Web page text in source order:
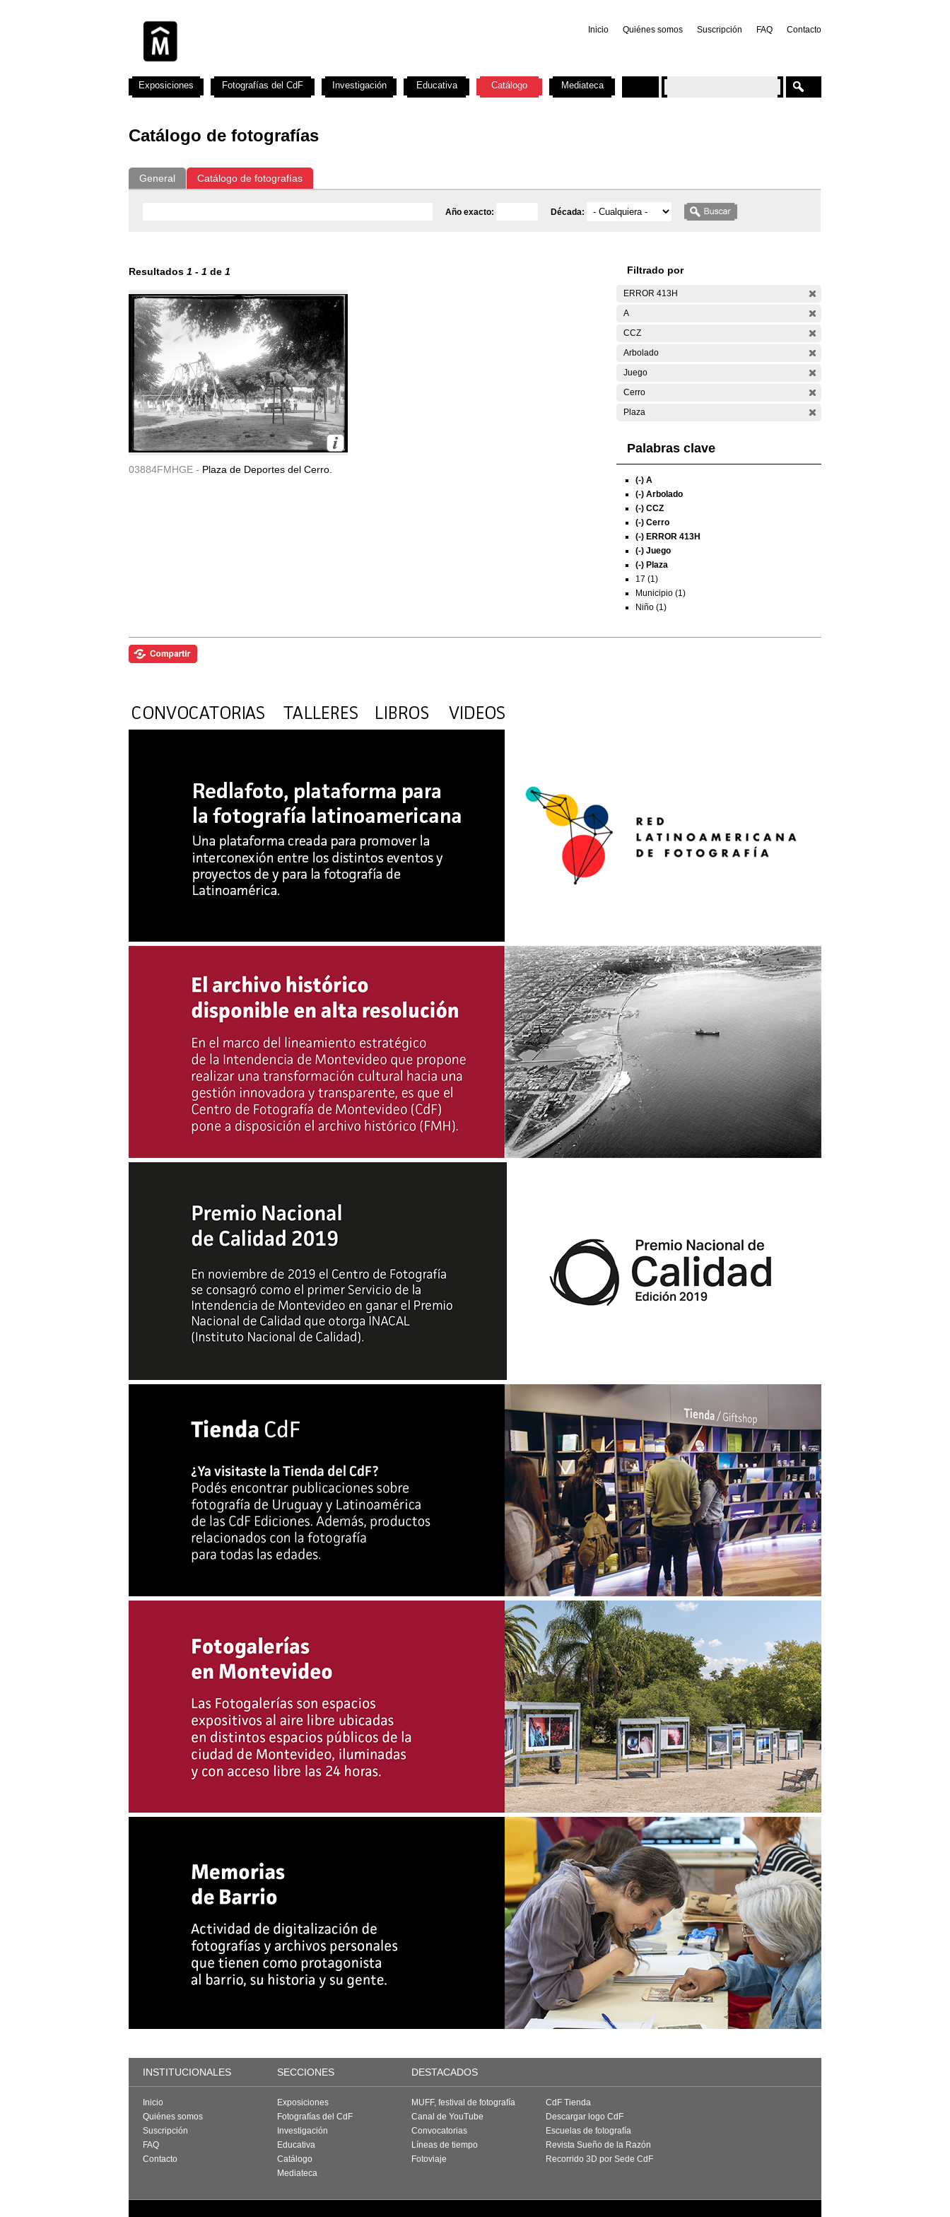
Inicio Quiénes somos Suscripción FAQ Contacto
Catálogo de fotografías
General Catálogo de fotografías
Año exacto: Década:
Resultados 1 - 1 de 1
03884FMHGE - Plaza de Deportes del Cerro.
Filtrado por
ERROR 413H
A
CCZ
Arbolado
Juego
Cerro
Plaza
Palabras clave
(-) A
(-) Arbolado
(-) CCZ
(-) Cerro
(-) ERROR 413H
(-) Juego
(-) Plaza
17 (1)
Municipio (1)
Niño (1)
Exposiciones Fotografías del CdF Investigación Educativa Catálogo Mediateca
INSTITUCIONALES SECCIONES DESTACADOS
Inicio
Quiénes somos
Suscripción
FAQ
Contacto
Exposiciones
Fotografías del CdF
Investigación
Educativa
Catálogo
Mediateca
MUFF, festival de fotografía
Canal de YouTube
Convocatorias
Líneas de tiempo
Fotoviaje
CdF Tienda
Descargar logo CdF
Escuelas de fotografía
Revista Sueño de la Razón
Recorrido 3D por Sede CdF